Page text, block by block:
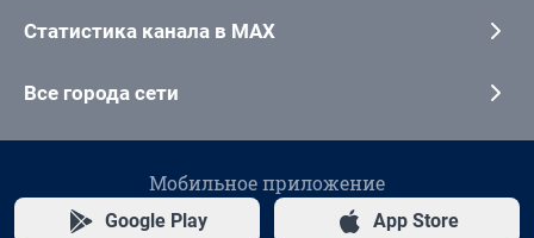
Статистика канала в MAX
Все города сети
Мобильное приложение
Google Play App Store